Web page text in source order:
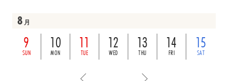
8 月
9
SUN
10
MON
11
TUE
12
WED
13
THU
14
FRI
15
SAT